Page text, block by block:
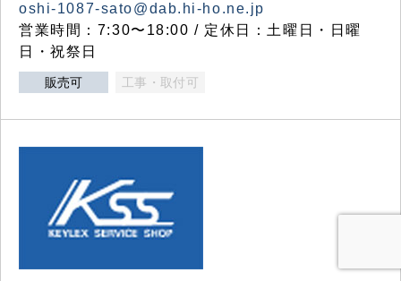
oshi-1087-sato@dab.hi-ho.ne.jp
営業時間：7:30〜18:00 / 定休日：土曜日・日曜
日・祝祭日
販売可 工事・取付可